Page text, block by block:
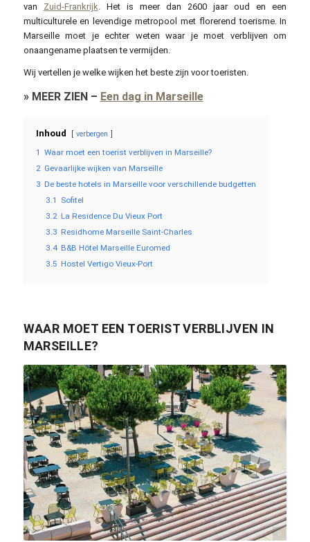
van Zuid-Frankrijk . Het is meer dan 2600 jaar oud en een
multiculturele en levendige metropool met florerend toerisme. In
Marseille moet je echter weten waar je moet verblijven om
onaangename plaatsen te vermijden.
Wij vertellen je welke wijken het beste zijn voor toeristen.
» MEER ZIEN – Een dag in Marseille
Inhoud verbergen
1 Waar moet een toerist verblijven in Marseille?
2 Gevaarlijke wijken van Marseille
3 De beste hotels in Marseille voor verschillende budgetten
3.1
Sofitel
3.2 La Residence Du Vieux Port
3.3 Residhome Marseille Saint-Charles
3.4 B&B Hôtel Marseille Euromed
3.5 Hostel Vertigo Vieux-Port
WAAR MOET EEN TOERIST VERBLIJVEN IN
MARSEILLE?
Sebastien LE DEROUT / unsplash.com